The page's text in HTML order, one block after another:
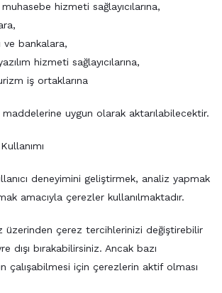
hizmeti sağlayıcılarına,
ve bankalara,
hizmeti sağlayıcılarına,
iş ortaklarına
maddelerine uygun olarak aktarılabilecektir.
deneyimini geliştirmek, analiz yapmak
amacıyla çerezler kullanılmaktadır.
üzerinden çerez tercihlerinizi değiştirebilir
dışı bırakabilirsiniz. Ancak bazı
çalışabilmesi için çerezlerin aktif olması